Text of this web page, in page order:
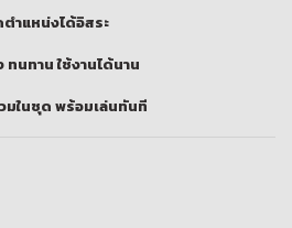
ำแหน่งได้อิสระ
นทาน ใช้งานได้นาน
มในชุด พร้อมเล่นทันที